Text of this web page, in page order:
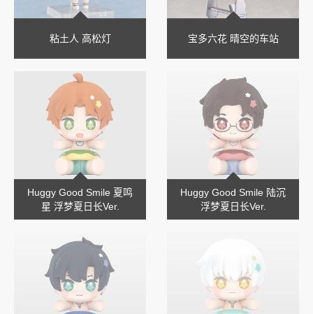
粘土人 高松灯 宝多六花 晴空的车站
Huggy Good Smile 夏鸣
星 浮梦夏日长Ver.
Huggy Good Smile 陆沉
浮梦夏日长Ver.